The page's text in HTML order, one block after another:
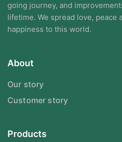
going journey, and
lifetime. We spread love, peace
happiness to this world.
About
Our story
Customer story
Products